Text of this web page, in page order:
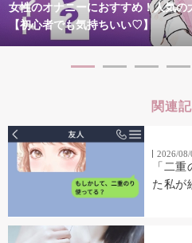
女性のオナニーにおすすめ！人気
【初心者でも気持ちいい♡】
関連
2026/08/
「二
た私が